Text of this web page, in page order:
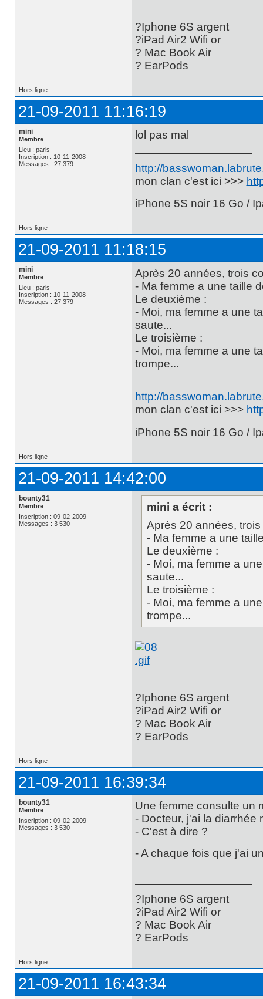
?Iphone 6S argent
?iPad Air2 Wifi or
? Mac Book Air
? EarPods
Hors ligne
21-09-2011 11:16:19
mini
Membre
Lieu : paris
Inscription : 10-11-2008
Messages : 27 379
lol pas mal
http://
mon clan c'est ici >>>
iPhone 5S noir 16 Go /
Hors ligne
21-09-2011 11:18:15
mini
Membre
Lieu : paris
Inscription : 10-11-2008
Messages : 27 379
Après 20 années, trois
- Ma femme a une taille
Le deuxième :
- Moi, ma femme a une
saute...
Le troisième :
- Moi, ma femme a une
trompe...
http://
mon clan c'est ici >>>
iPhone 5S noir 16 Go /
Hors ligne
21-09-2011 14:42:00
bounty31
Membre
Inscription : 09-02-2009
Messages : 3 530
mini a écrit :
Après 20 années,
- Ma femme a une
Le deuxième :
- Moi, ma femme a
saute...
Le troisième :
- Moi, ma femme a
trompe...
?Iphone 6S argent
?iPad Air2 Wifi or
? Mac Book Air
? EarPods
Hors ligne
21-09-2011 16:39:34
bounty31
Membre
Inscription : 09-02-2009
Messages : 3 530
Une femme consulte un
- Docteur, j'ai la diarrhée
- C'est à dire ?
- A chaque fois que j'ai
?Iphone 6S argent
?iPad Air2 Wifi or
? Mac Book Air
? EarPods
Hors ligne
21-09-2011 16:43:34